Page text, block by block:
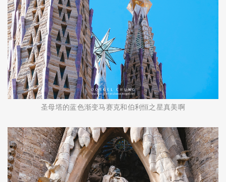
圣母塔的蓝色渐变马赛克和伯利恒之星真美啊